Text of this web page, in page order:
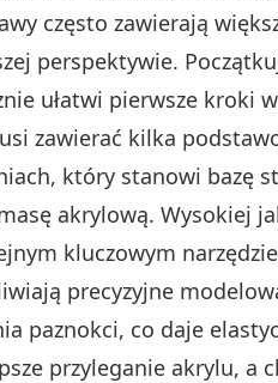
często zawierają
perspektywie.
ułatwi pierwsze
zawierać kilka
który stanowi bazę
akrylową. Wysokiej
kluczowym
precyzyjne
paznokci, co daje
przyleganie akrylu, a